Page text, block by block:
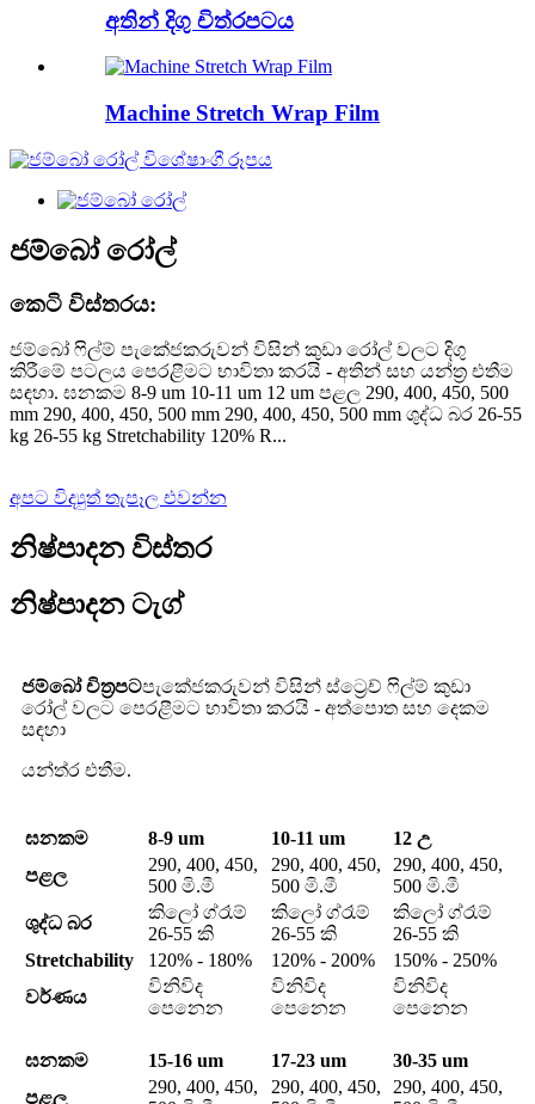
අතින් දිගු චිත්රපටය
Machine Stretch Wrap Film
ජම්බෝ රෝල්
කෙටි විස්තරය:
ජම්බෝ ෆිල්ම් පැකේජකරුවන් විසින් කුඩා රෝල් වලට දිගු
කිරීමේ පටලය පෙරළීමට භාවිතා කරයි - අතින් සහ යන්ත්‍ර එතීම
සඳහා. ඝනකම 8-9 um 10-11 um 12 um පළල 290, 400, 450, 500
mm 290, 400, 450, 500 mm 290, 400, 450, 500 mm ශුද්ධ බර 26-55
kg 26-55 kg Stretchability 120% R...
අපට විද්‍යුත් තැපෑල එවන්න
නිෂ්පාදන විස්තර
නිෂ්පාදන ටැග්
ජම්බෝ චිත්‍රපටපැකේජකරුවන් විසින් ස්ට්‍රෙච් ෆිල්ම් කුඩා
රෝල් වලට පෙරළීමට භාවිතා කරයි - අත්පොත සහ දෙකම
සඳහා
යන්ත්ර එතීම.
ඝනකම 8-9 um 10-11 um
12 උ
පළල
290, 400, 450,
500 මි.මී
290, 400, 450,
500 මි.මී
290, 400, 450,
500 මි.මී
ශුද්ධ බර
කිලෝ ග්රෑම්
26-55 කි
කිලෝ ග්රෑම්
26-55 කි
කිලෝ ග්රෑම්
26-55 කි
Stretchability
120% - 180% 120% - 200%
150% - 250%
වර්ණය
විනිවිද
පෙනෙන
විනිවිද
පෙනෙන
විනිවිද
පෙනෙන
ඝනකම 15-16 um 17-23 um
30-35 um
පළල
290, 400, 450,
290, 400, 450,
290, 400, 450,